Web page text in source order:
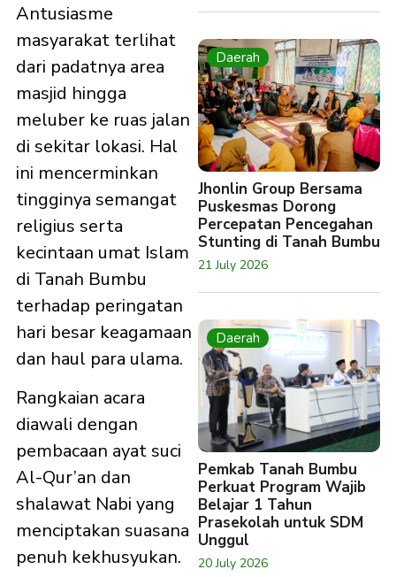
Antusiasme
masyarakat terlihat
dari padatnya area
masjid hingga
meluber ke ruas jalan
di sekitar lokasi. Hal
ini mencerminkan
tingginya semangat
religius serta
kecintaan umat Islam
di Tanah Bumbu
terhadap peringatan
hari besar keagamaan
dan haul para ulama.
Rangkaian acara
diawali dengan
pembacaan ayat suci
Al-Qur’an dan
shalawat Nabi yang
menciptakan suasana
penuh kekhusyukan.
Daerah
Jhonlin Group Bersama
Puskesmas Dorong
Percepatan Pencegahan
Stunting di Tanah Bumbu
21 July 2026
Daerah
Pemkab Tanah Bumbu
Perkuat Program Wajib
Belajar 1 Tahun
Prasekolah untuk SDM
Unggul
20 July 2026